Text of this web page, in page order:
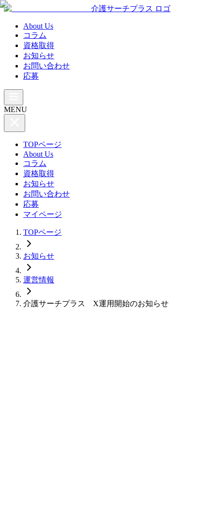
介護サーチプラス ロゴ
About Us
コラム
資格取得
お知らせ
お問い合わせ
応募
MENU
TOPページ
About Us
コラム
資格取得
お知らせ
お問い合わせ
応募
マイページ
TOPページ
お知らせ
運営情報
介護サーチプラス X運用開始のお知らせ